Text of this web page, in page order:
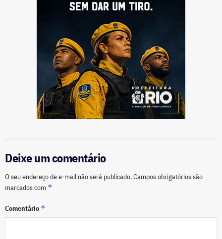
Deixe um comentário
O seu endereço de e-mail não será publicado.Campos obrigatórios são
marcados com *
Comentário *